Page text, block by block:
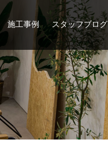
施工事例 スタッフブログ